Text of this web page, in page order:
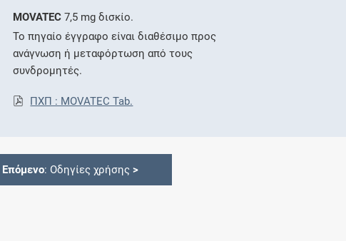
MOVATEC 7,5 mg δισκίο.
Το πηγαίο έγγραφο είναι διαθέσιμο προς
ανάγνωση ή μεταφόρτωση από τους
συνδρομητές.
ΠΧΠ : MOVATEC Tab.
Επόμενο: Οδηγίες χρήσης >